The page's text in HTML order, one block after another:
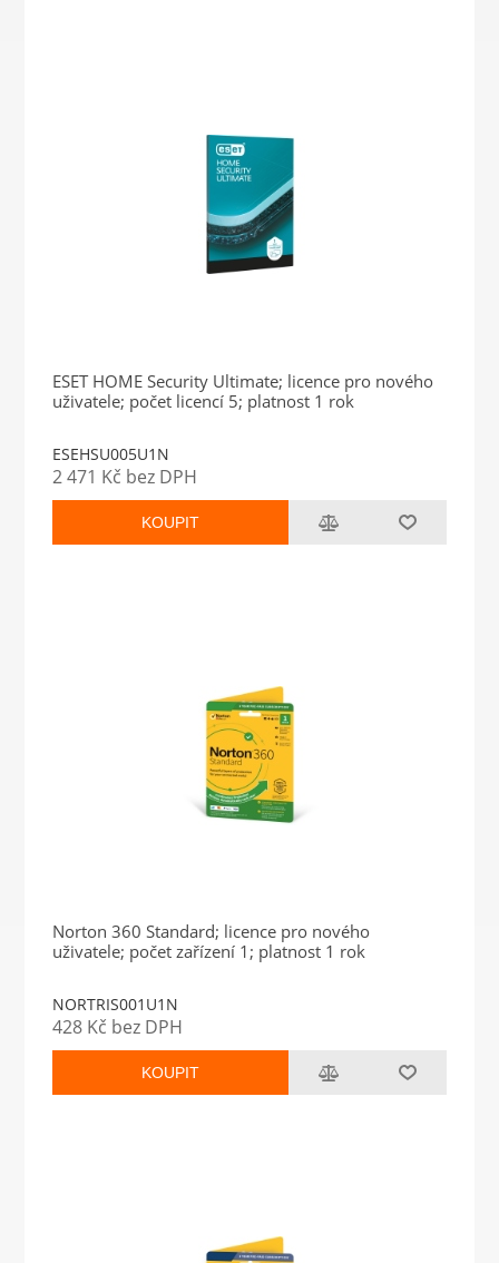
ESET HOME Security Ultimate; licence pro nového
uživatele; počet licencí 5; platnost 1 rok
ESEHSU005U1N
2 471 Kč bez DPH
KOUPIT
Norton 360 Standard; licence pro nového
uživatele; počet zařízení 1; platnost 1 rok
NORTRIS001U1N
428 Kč bez DPH
KOUPIT